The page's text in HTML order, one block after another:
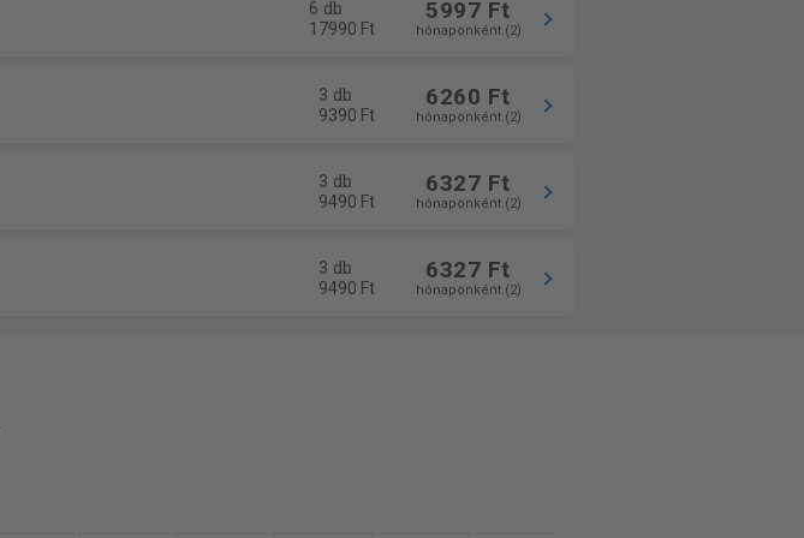
6 db
17990 Ft
5997 Ft
hónaponként (2)
3 db
9390 Ft
6260 Ft
hónaponként (2)
3 db
9490 Ft
6327 Ft
hónaponként (2)
3 db
9490 Ft
6327 Ft
hónaponként (2)